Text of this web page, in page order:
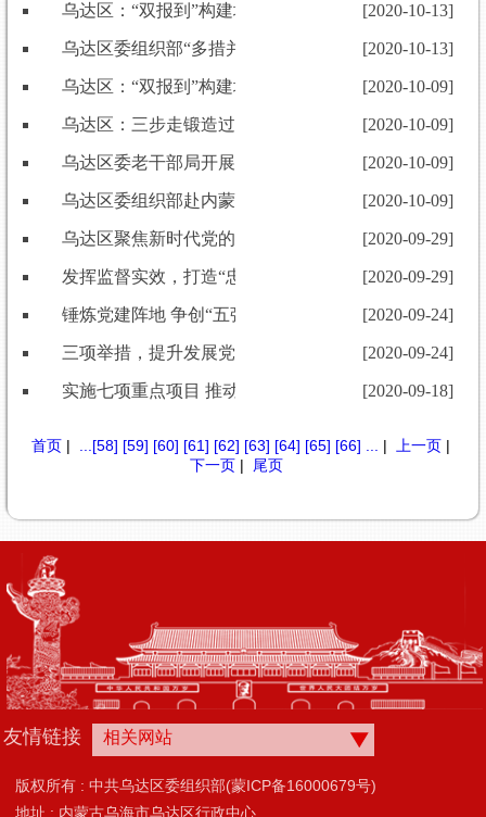
乌达区：“双报到”构建城市基层党建新格局[2020-10-13]
乌达区委组织部“多措并举”激励干部担当作为[2020-10-13]
乌达区：“双报到”构建城市基层党建新格局[2020-10-09]
乌达区：三步走锻造过硬干部队伍 [2020-10-09]
乌达区委老干部局开展“深化以案促改 净化政治生态”专
[2020-10-09]
乌达区委组织部赴内蒙古利康生物高科技有限公司开展
[2020-10-09]
乌达区聚焦新时代党的组织路线着力打造忠诚干净担当
[2020-09-29]
发挥监督实效，打造“忠诚铁军” [2020-09-29]
锤炼党建阵地 争创“五强”支部 [2020-09-24]
​三项举措，提升发展党员“高度、厚度、力度”[2020-09-24]
实施七项重点项目 推动基层治理落地见效[2020-09-18]
首页| [58] [59] [60] [61] [62] [63] [64] [65] [66] | 上一页|
下一页| 尾页
友情链接 相关网站
版权所有 : 中共乌达区委组织部(蒙ICP备16000679号)
地址 : 内蒙古乌海市乌达区行政中心